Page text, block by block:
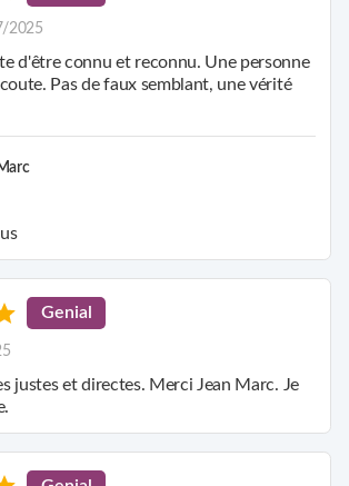
2025
d'être connu et reconnu. Une personne
Pas de faux semblant, une vérité
Genial
justes et directes. Merci Jean Marc. Je